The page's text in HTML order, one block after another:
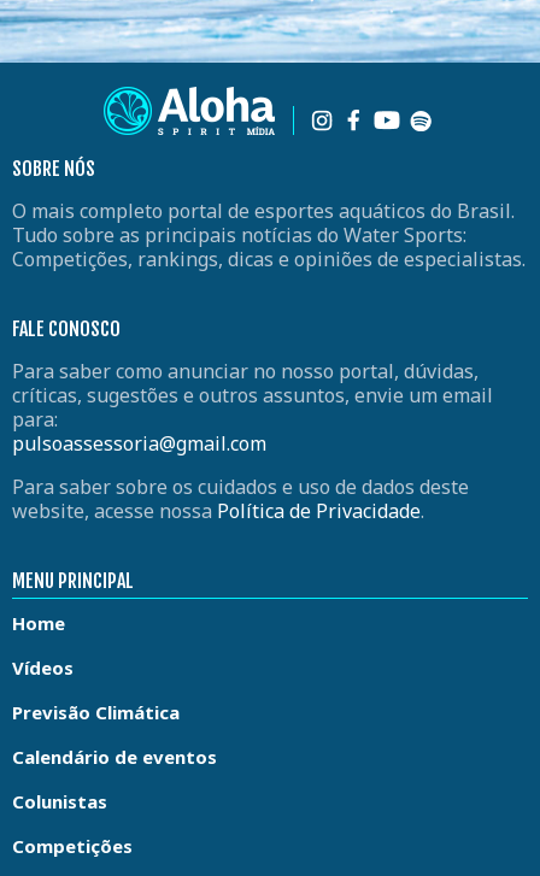
SOBRE NÓS
O mais completo portal de esportes aquáticos do Brasil.
Tudo sobre as principais notícias do Water Sports:
Competições, rankings, dicas e opiniões de especialistas.
FALE CONOSCO
Para saber como anunciar no nosso portal, dúvidas,
críticas, sugestões e outros assuntos, envie um email
para:
pulsoassessoria@gmail.com
Para saber sobre os cuidados e uso de dados deste
website, acesse nossa Política de Privacidade.
MENU PRINCIPAL
Home
Vídeos
Previsão Climática
Calendário de eventos
Colunistas
Competições